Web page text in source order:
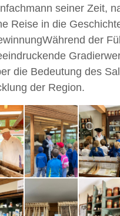
seiner Zeit,
Reise in die
der
die Bedeutung des
der Region.